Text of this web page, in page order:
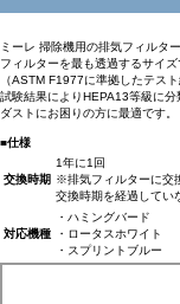
ミーレ 掃除機用の排気フィルター
フィルターを最も透過するサイ
（ASTM F1977に準拠したテス
試験結果によりHEPA13等級に
ダストにお困りの方に最適です。
■仕様
交換時期
1年に1回
※排気フィルターに交
交換時期を経過してい
対応機種
・ハミングバード
・ロータスホワイト
・スプリントブルー